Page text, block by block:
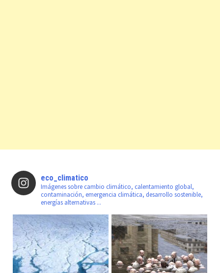
eco_climatico
Imágenes sobre cambio climático, calentamiento global,
contaminación, emergencia climática, desarrollo sostenible,
energías alternativas ...